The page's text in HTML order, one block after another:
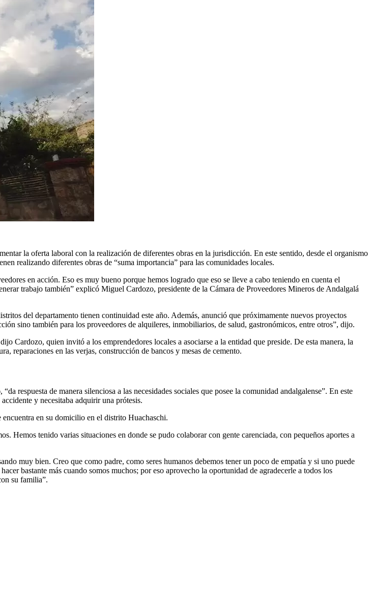
la oferta laboral con la realización de diferentes obras en la jurisdicción. En este sentido, desde el organismo
realizando diferentes obras de “suma importancia” para las comunidades locales.
en acción. Eso es muy bueno porque hemos logrado que eso se lleve a cabo teniendo en cuenta el
trabajo también” explicó Miguel Cardozo, presidente de la Cámara de Proveedores Mineros de Andalgalá
del departamento tienen continuidad este año. Además, anunció que próximamente nuevos proyectos
sino también para los proveedores de alquileres, inmobiliarios, de salud, gastronómicos, entre otros”, dijo.
Cardozo, quien invitó a los emprendedores locales a asociarse a la entidad que preside. De esta manera, la
reparaciones en las verjas, construcción de bancos y mesas de cemento.
respuesta de manera silenciosa a las necesidades sociales que posee la comunidad andalgalense”. En este
y necesitaba adquirir una prótesis.
en su domicilio en el distrito Huachaschi.
Hemos tenido varias situaciones en donde se pudo colaborar con gente carenciada, con pequeños aportes a
muy bien. Creo que como padre, como seres humanos debemos tener un poco de empatía y si uno puede
bastante más cuando somos muchos; por eso aprovecho la oportunidad de agradecerle a todos los
su familia”.